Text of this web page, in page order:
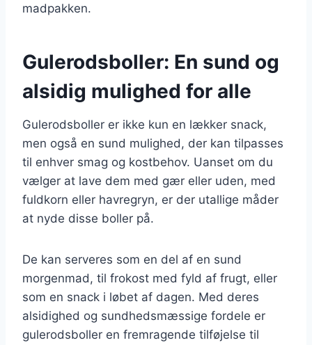
madpakken.
Gulerodsboller: En sund og
alsidig mulighed for alle
Gulerodsboller er ikke kun en lækker snack,
men også en sund mulighed, der kan tilpasses
til enhver smag og kostbehov. Uanset om du
vælger at lave dem med gær eller uden, med
fuldkorn eller havregryn, er der utallige måder
at nyde disse boller på.
De kan serveres som en del af en sund
morgenmad, til frokost med fyld af frugt, eller
som en snack i løbet af dagen. Med deres
alsidighed og sundhedsmæssige fordele er
gulerodsboller en fremragende tilføjelse til